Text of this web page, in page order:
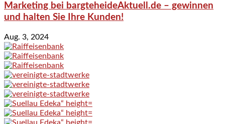
Marketing bei bargteheideAktuell.de – gewinnen
und halten Sie Ihre Kunden!
Aug. 3, 2024